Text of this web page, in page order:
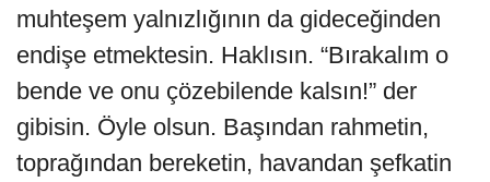
muhteşem yalnızlığının da gideceğinden
endişe etmektesin. Haklısın. “Bırakalım o
bende ve onu çözebilende kalsın!” der
gibisin. Öyle olsun. Başından rahmetin,
toprağından bereketin, havandan şefkatin